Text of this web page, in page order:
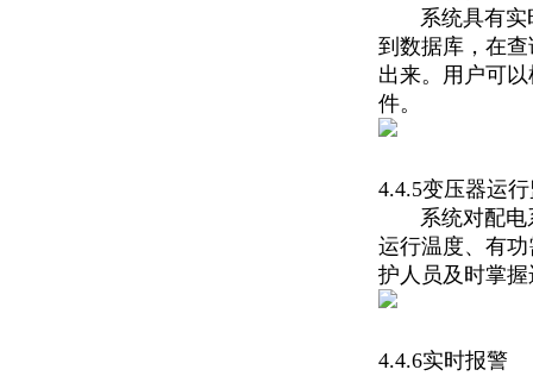
系统具有实时
到数据库，在
出来。用户可
件。
4.4.5变压器运
系统对配电系
运行温度、有
护人员及时掌
4.4.6实时报警